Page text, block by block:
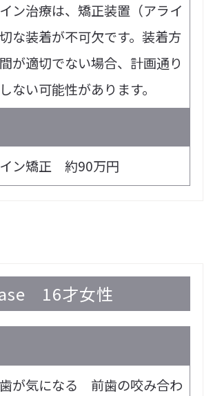
ン治療は、矯正装置（アライ
な装着が不可欠です。装着方
が適切でない場合、計画通り
ない可能性があります。
ン矯正 約90万円
16才女性
が気になる 前歯の咬み合わ